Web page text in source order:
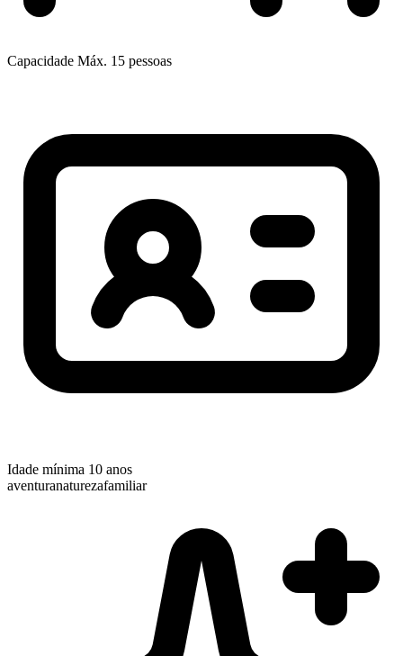
Capacidade Máx. 15 pessoas
Idade mínima 10 anos
aventuranaturezafamiliar